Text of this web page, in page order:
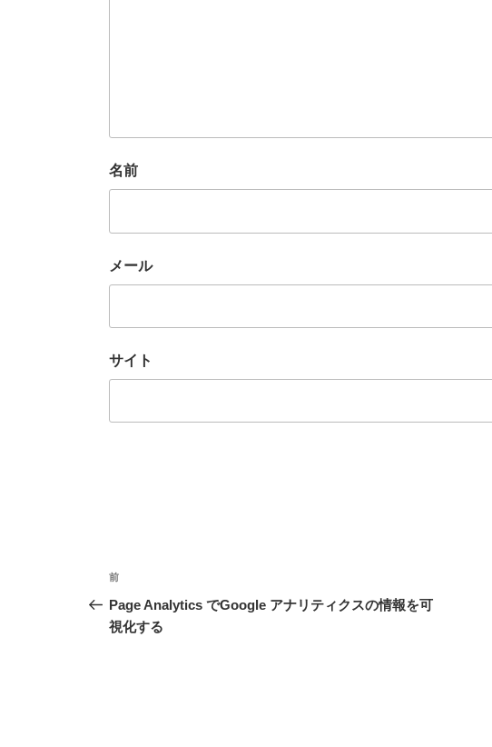
名前
メール
サイト
投
稿
ナ
前
の
投
前
Page Analytics でGoogle アナリティクスの情報を可
視化する